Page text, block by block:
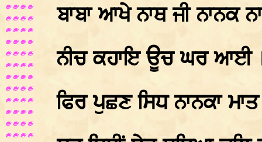
ਬਾਬਾ ਆਖੇ ਨਾਥ ਜੀ ਨਾਨਕ
ਨੀਚ ਕਹਾਇ ਊਚ ਘਰ ਆਈ
ਫਿਰ ਪੁਛਣ ਸਿਧ ਨਾਨਕਾ